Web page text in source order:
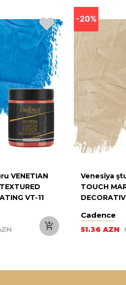
VENETIAN
VT-11
-20%
Venesiya
TOUCH
Cadence
51.36 AZN